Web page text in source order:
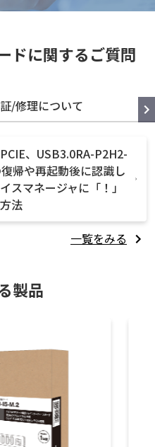
ドに関するご質問
/修理について
、USB3.0RA-P2H2-
帰や再起動後に認識し
スマネージャに「！」
法
一覧をみる
製品